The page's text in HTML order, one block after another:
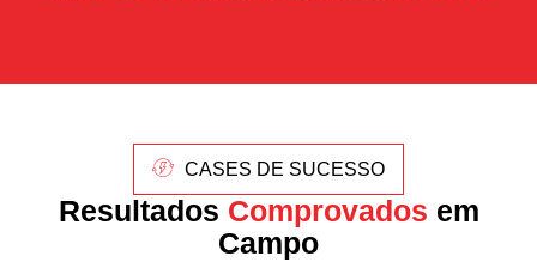
CASES DE SUCESSO
Resultados Comprovados em
Campo